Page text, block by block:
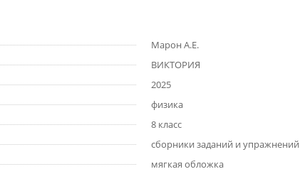
Марон А.Е.
ВИКТОРИЯ
2025
физика
8 класс
сборники заданий и упражнений
мягкая обложка